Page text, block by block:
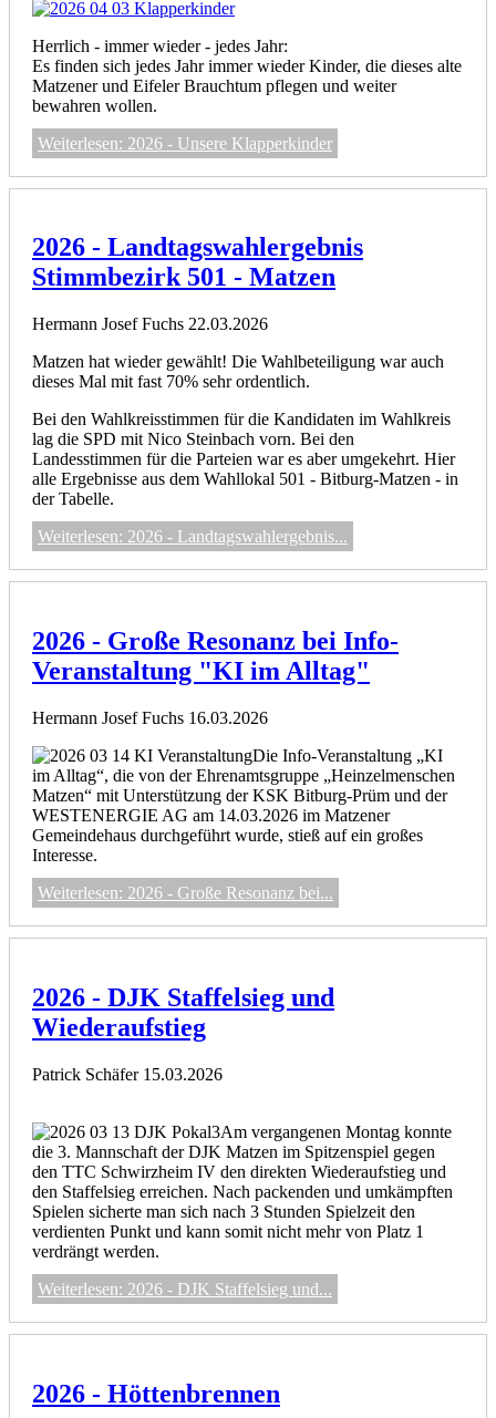
Herrlich - immer wieder - jedes Jahr:
Es finden sich jedes Jahr immer wieder Kinder, die dieses alte
Matzener und Eifeler Brauchtum pflegen und weiter
bewahren wollen.
Weiterlesen: 2026 - Unsere Klapperkinder
2026 - Landtagswahlergebnis
Stimmbezirk 501 - Matzen
Hermann Josef Fuchs 22.03.2026
Matzen hat wieder gewählt! Die Wahlbeteiligung war auch
dieses Mal mit fast 70% sehr ordentlich.
Bei den Wahlkreisstimmen für die Kandidaten im Wahlkreis
lag die SPD mit Nico Steinbach vorn. Bei den
Landesstimmen für die Parteien war es aber umgekehrt. Hier
alle Ergebnisse aus dem Wahllokal 501 - Bitburg-Matzen - in
der Tabelle.
Weiterlesen: 2026 - Landtagswahlergebnis...
2026 - Große Resonanz bei Info-
Veranstaltung "KI im Alltag"
Hermann Josef Fuchs 16.03.2026
Die Info-Veranstaltung „KI
im Alltag“, die von der Ehrenamtsgruppe „Heinzelmenschen
Matzen“ mit Unterstützung der KSK Bitburg-Prüm und der
WESTENERGIE AG am 14.03.2026 im Matzener
Gemeindehaus durchgeführt wurde, stieß auf ein großes
Interesse.
Weiterlesen: 2026 - Große Resonanz bei...
2026 - DJK Staffelsieg und
Wiederaufstieg
Patrick Schäfer 15.03.2026
Am vergangenen Montag konnte
die 3. Mannschaft der DJK Matzen im Spitzenspiel gegen
den TTC Schwirzheim IV den direkten Wiederaufstieg und
den Staffelsieg erreichen. Nach packenden und umkämpften
Spielen sicherte man sich nach 3 Stunden Spielzeit den
verdienten Punkt und kann somit nicht mehr von Platz 1
verdrängt werden.
Weiterlesen: 2026 - DJK Staffelsieg und...
2026 - Höttenbrennen